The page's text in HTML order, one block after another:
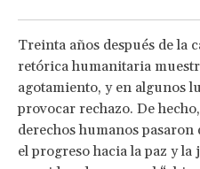
Treinta años después de la
retórica humanitaria
agotamiento, y en algunos
provocar rechazo. De
derechos humanos
el progreso hacia la paz y la